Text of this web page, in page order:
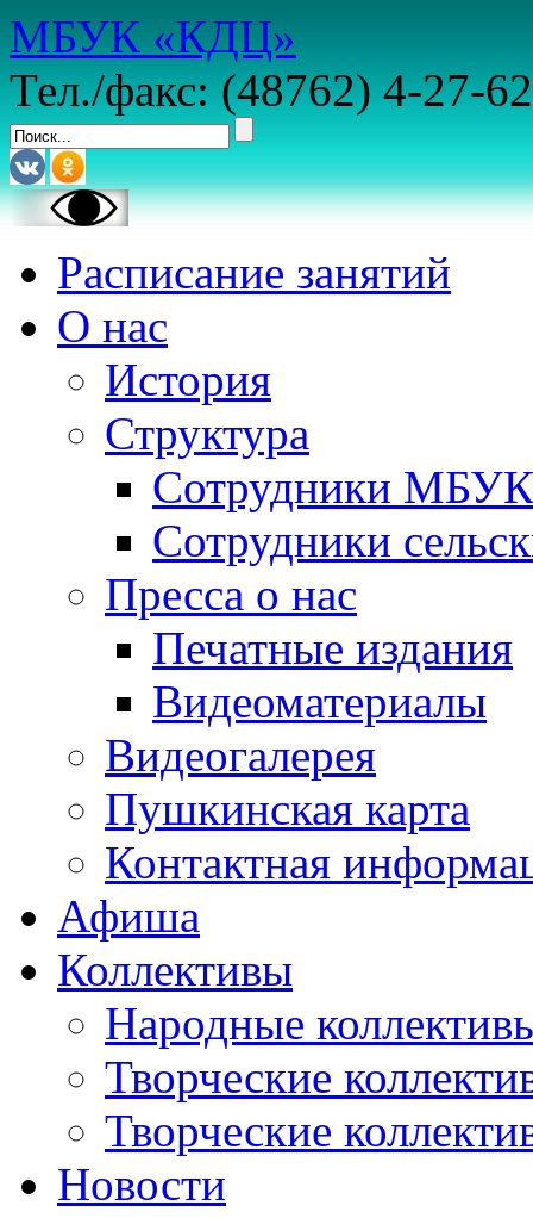
МБУК «КДЦ»
Тел./факс: (48762) 4-27-62
Расписание занятий
О нас
История
Структура
Сотрудники
Сотрудники
Пресса о нас
Печатные издания
Видеоматериалы
Видеогалерея
Пушкинская карта
Контактная
Афиша
Коллективы
Народные
Творческие
Творческие
Новости